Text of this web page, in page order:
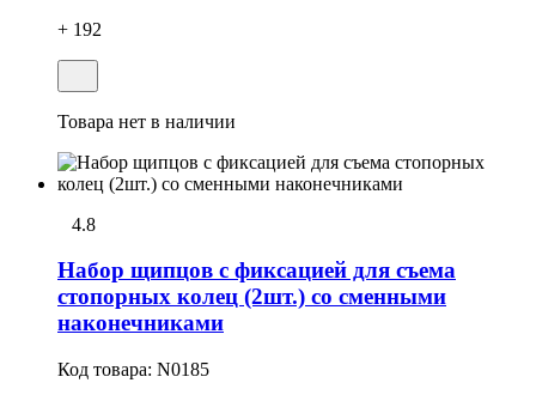
+ 192
Товара нет в наличии
4.8
Набоp щипцов с фиксацией для съема
стопоpных колец (2шт.) со сменными
наконечниками
Код товара: N0185